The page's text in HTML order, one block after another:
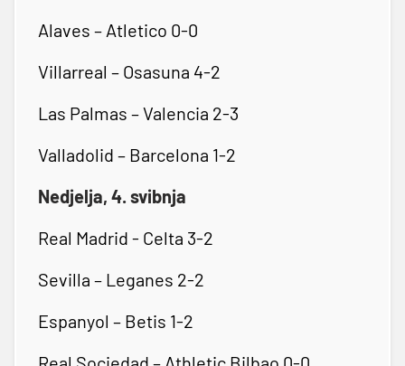
Alaves – Atletico 0-0
Villarreal – Osasuna 4-2
Las Palmas – Valencia 2-3
Valladolid – Barcelona 1-2
Nedjelja, 4. svibnja
Real Madrid - Celta 3-2
Sevilla – Leganes 2-2
Espanyol – Betis 1-2